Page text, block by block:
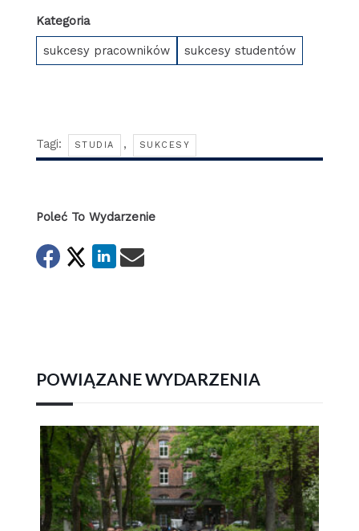
Kategoria
sukcesy pracowników sukcesy studentów
Tagi: STUDIA , SUKCESY
Poleć To Wydarzenie
POWIĄZANE WYDARZENIA